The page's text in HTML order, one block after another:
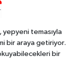
temasıyla
bir araya getiriyor.
bir